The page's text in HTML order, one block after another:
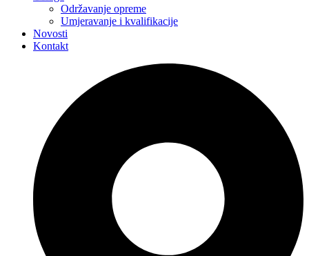
Održavanje opreme
Umjeravanje i kvalifikacije
Novosti
Kontakt